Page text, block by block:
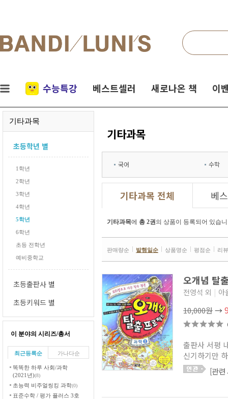
검색
실시간
인기
책
수능특강 베스트셀러 새로나온 책 이
기타과목
초등학년 별
1학년
2학년
3학년
4학년
5학년
6학년
초등 전학년
예비중학교
초등출판사 별
초등키워드 별
이 분야의 시리즈/총서
최근등록순 가나다순
똑똑한 하루 사회/과학
(2021년)(8)
초능력 비주얼씽킹 과학(0)
표준수학 / 평가 플러스 3호
기타과목
국어 수학
기타과목 전체 베
판매량순 발행일순 상품명순 평점순 리
기타과목에 총 2권의 상품이 등록되어 있습
오개념 탈
전영석 외 | 아
10,000원→
출판사 서평
신기하기만
[관련